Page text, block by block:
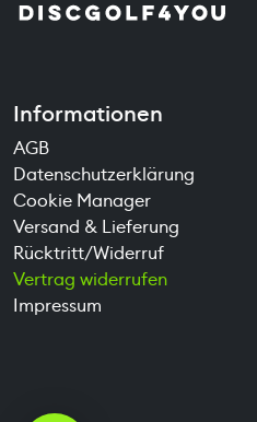
Informationen
AGB
Datenschutzerklärung
Cookie Manager
Versand & Lieferung
Rücktritt/Widerruf
Vertrag widerrufen
Impressum